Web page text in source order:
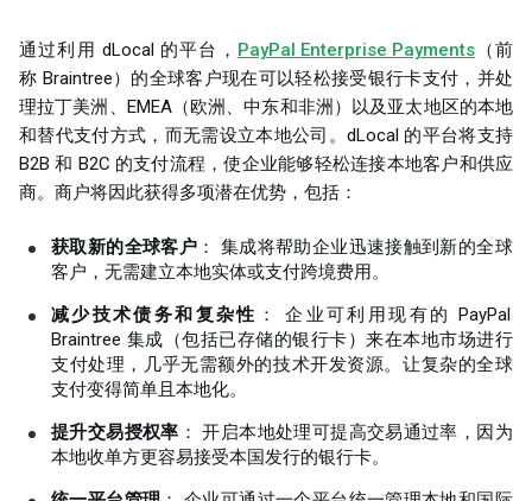
通过利用 dLocal 的平台， PayPal Enterprise Payments（前
称 Braintree）的全球客户现在可以轻松接受银行卡支付，并处
理拉丁美洲、EMEA（欧洲、中东和非洲）以及亚太地区的本地
和替代支付方式，而无需设立本地公司。dLocal 的平台将支持
B2B 和 B2C 的支付流程，使企业能够轻松连接本地客户和供应
商。商户将因此获得多项潜在优势，包括：
获取新的全球客户 ： 集成将帮助企业迅速接触到新的全球
客户，无需建立本地实体或支付跨境费用。
减少技术债务和复杂性 ： 企业可利用现有的 PayPal
Braintree 集成（包括已存储的银行卡）来在本地市场进行
支付处理，几乎无需额外的技术开发资源。让复杂的全球
支付变得简单且本地化。
提升交易授权率 ： 开启本地处理可提高交易通过率，因为
本地收单方更容易接受本国发行的银行卡。